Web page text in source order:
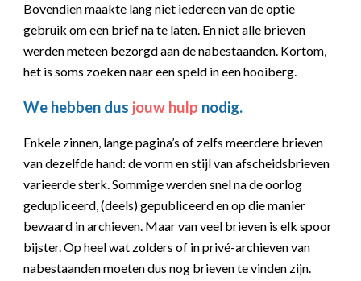
Bovendien maakte lang niet iedereen van de optie
gebruik om een brief na te laten. En niet alle brieven
werden meteen bezorgd aan de nabestaanden. Kortom,
het is soms zoeken naar een speld in een hooiberg.
We hebben dus jouw hulp nodig.
Enkele zinnen, lange pagina’s of zelfs meerdere brieven
van dezelfde hand: de vorm en stijl van afscheidsbrieven
varieerde sterk. Sommige werden snel na de oorlog
gedupliceerd, (deels) gepubliceerd en op die manier
bewaard in archieven. Maar van veel brieven is elk spoor
bijster. Op heel wat zolders of in privé-archieven van
nabestaanden moeten dus nog brieven te vinden zijn.